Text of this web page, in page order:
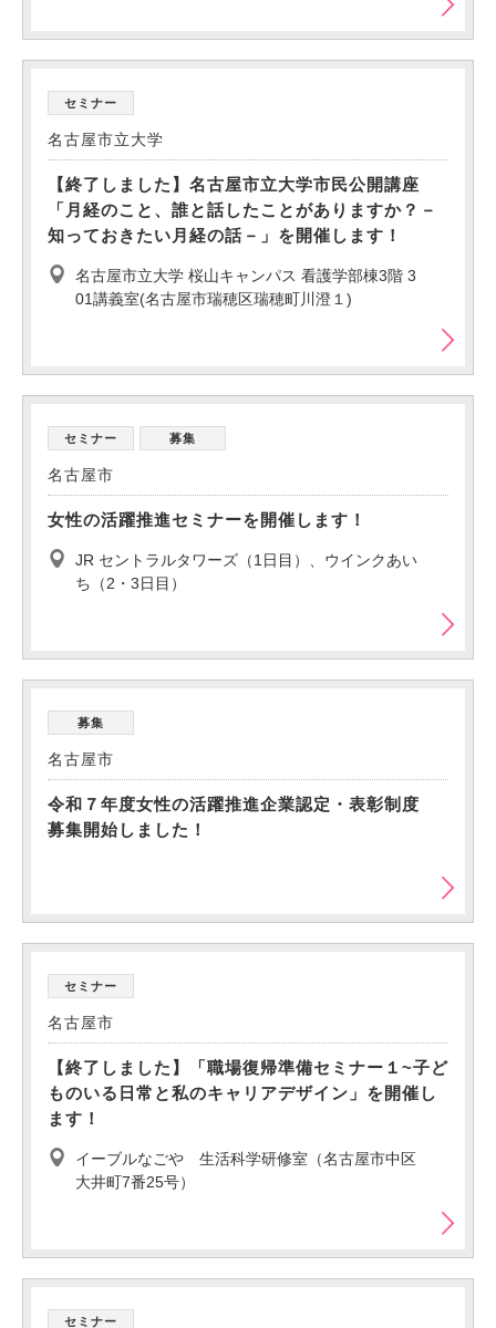
セミナー
名古屋市立大学
【終了しました】名古屋市立大学市民公開講座
「月経のこと、誰と話したことがありますか？－
知っておきたい月経の話－」を開催します！
名古屋市立大学 桜山キャンパス 看護学部棟3階 3
01講義室(名古屋市瑞穂区瑞穂町川澄１)
セミナー 募集
名古屋市
女性の活躍推進セミナーを開催します！
JR セントラルタワーズ（1日目）、ウインクあい
ち（2・3日目）
募集
名古屋市
令和７年度女性の活躍推進企業認定・表彰制度
募集開始しました！
セミナー
名古屋市
【終了しました】「職場復帰準備セミナー１~子ど
ものいる日常と私のキャリアデザイン」を開催し
ます！
イーブルなごや 生活科学研修室（名古屋市中区
大井町7番25号）
セミナー